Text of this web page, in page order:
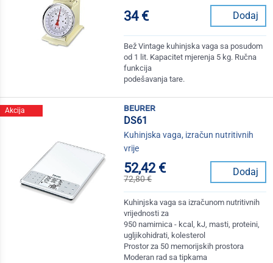
34 € Dodaj
Bež Vintage kuhinjska vaga sa posudom
od 1 lit. Kapacitet mjerenja 5 kg. Ručna
funkcija
podešavanja tare.
Akcija
beurer
DS61
Kuhinjska vaga, izračun nutritivnih
vrije
52,42 €
72,80 €
Dodaj
Kuhinjska vaga sa izračunom nutritivnih
vrijednosti za
950 namirnica - kcal, kJ, masti, proteini,
ugljikohidrati, kolesterol
Prostor za 50 memorijskih prostora
Moderan rad sa tipkama